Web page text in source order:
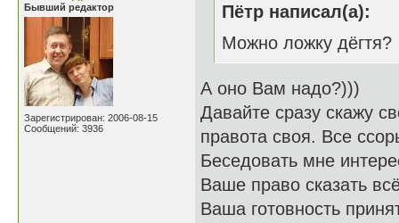
Бывший редактор
Зарегистрирован: 2006-08-15
Сообщений: 3936
Пётр написал(а):
Можно ложку дёгтя?
А оно Вам надо?)))
Давайте сразу скажу
правота своя. Все
Беседовать мне
Ваше право сказать
Ваша готовность